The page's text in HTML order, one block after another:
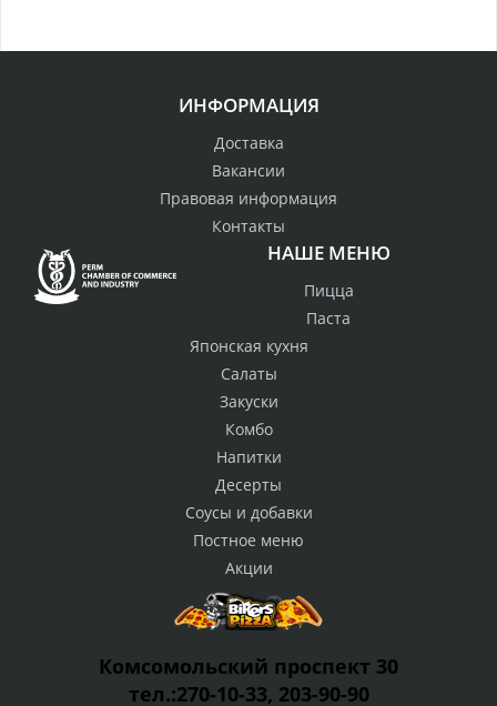
ИНФОРМАЦИЯ
Доставка
Вакансии
Правовая информация
Контакты
НАШЕ МЕНЮ
Пицца
Паста
Японская кухня
Салаты
Закуски
Комбо
Напитки
Десерты
Соусы и добавки
Постное меню
Акции
Комсомольский проспект 30
тел.:270-10-33, 203-90-90